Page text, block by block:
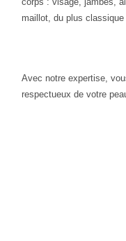
maillot, du plus
Avec notre expertise,
respectueux de votre